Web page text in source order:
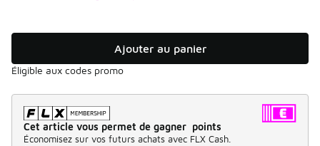
Ajouter au panier
Éligible aux codes promo
Cet article vous permet de gagner points
Économisez sur vos futurs achats avec FLX Cash.